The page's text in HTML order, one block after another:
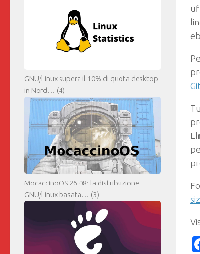
GNU/Linux supera il 10% di quota desktop
in Nord… (4)
MocaccinoOS 26.08: la distribuzione
GNU/Linux basata… (3)